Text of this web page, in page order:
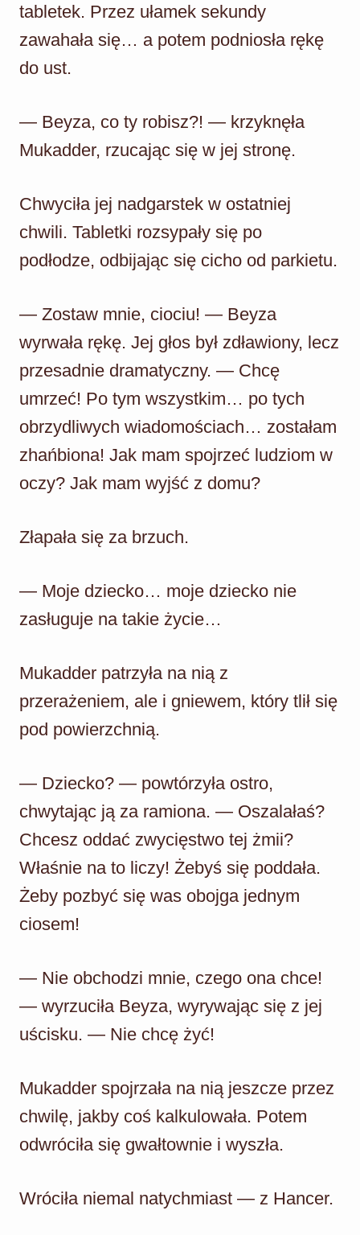
tabletek. Przez ułamek sekundy
zawahała się… a potem podniosła rękę
do ust.
— Beyza, co ty robisz?! — krzyknęła
Mukadder, rzucając się w jej stronę.
Chwyciła jej nadgarstek w ostatniej
chwili. Tabletki rozsypały się po
podłodze, odbijając się cicho od parkietu.
— Zostaw mnie, ciociu! — Beyza
wyrwała rękę. Jej głos był zdławiony, lecz
przesadnie dramatyczny. — Chcę
umrzeć! Po tym wszystkim… po tych
obrzydliwych wiadomościach… zostałam
zhańbiona! Jak mam spojrzeć ludziom w
oczy? Jak mam wyjść z domu?
Złapała się za brzuch.
— Moje dziecko… moje dziecko nie
zasługuje na takie życie…
Mukadder patrzyła na nią z
przerażeniem, ale i gniewem, który tlił się
pod powierzchnią.
— Dziecko? — powtórzyła ostro,
chwytając ją za ramiona. — Oszalałaś?
Chcesz oddać zwycięstwo tej żmii?
Właśnie na to liczy! Żebyś się poddała.
Żeby pozbyć się was obojga jednym
ciosem!
— Nie obchodzi mnie, czego ona chce!
— wyrzuciła Beyza, wyrywając się z jej
uścisku. — Nie chcę żyć!
Mukadder spojrzała na nią jeszcze przez
chwilę, jakby coś kalkulowała. Potem
odwróciła się gwałtownie i wyszła.
Wróciła niemal natychmiast — z Hancer.